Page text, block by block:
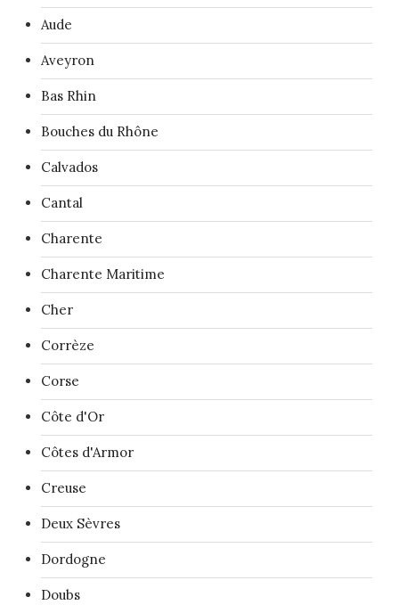
Aude
Aveyron
Bas Rhin
Bouches du Rhône
Calvados
Cantal
Charente
Charente Maritime
Cher
Corrèze
Corse
Côte d'Or
Côtes d'Armor
Creuse
Deux Sèvres
Dordogne
Doubs